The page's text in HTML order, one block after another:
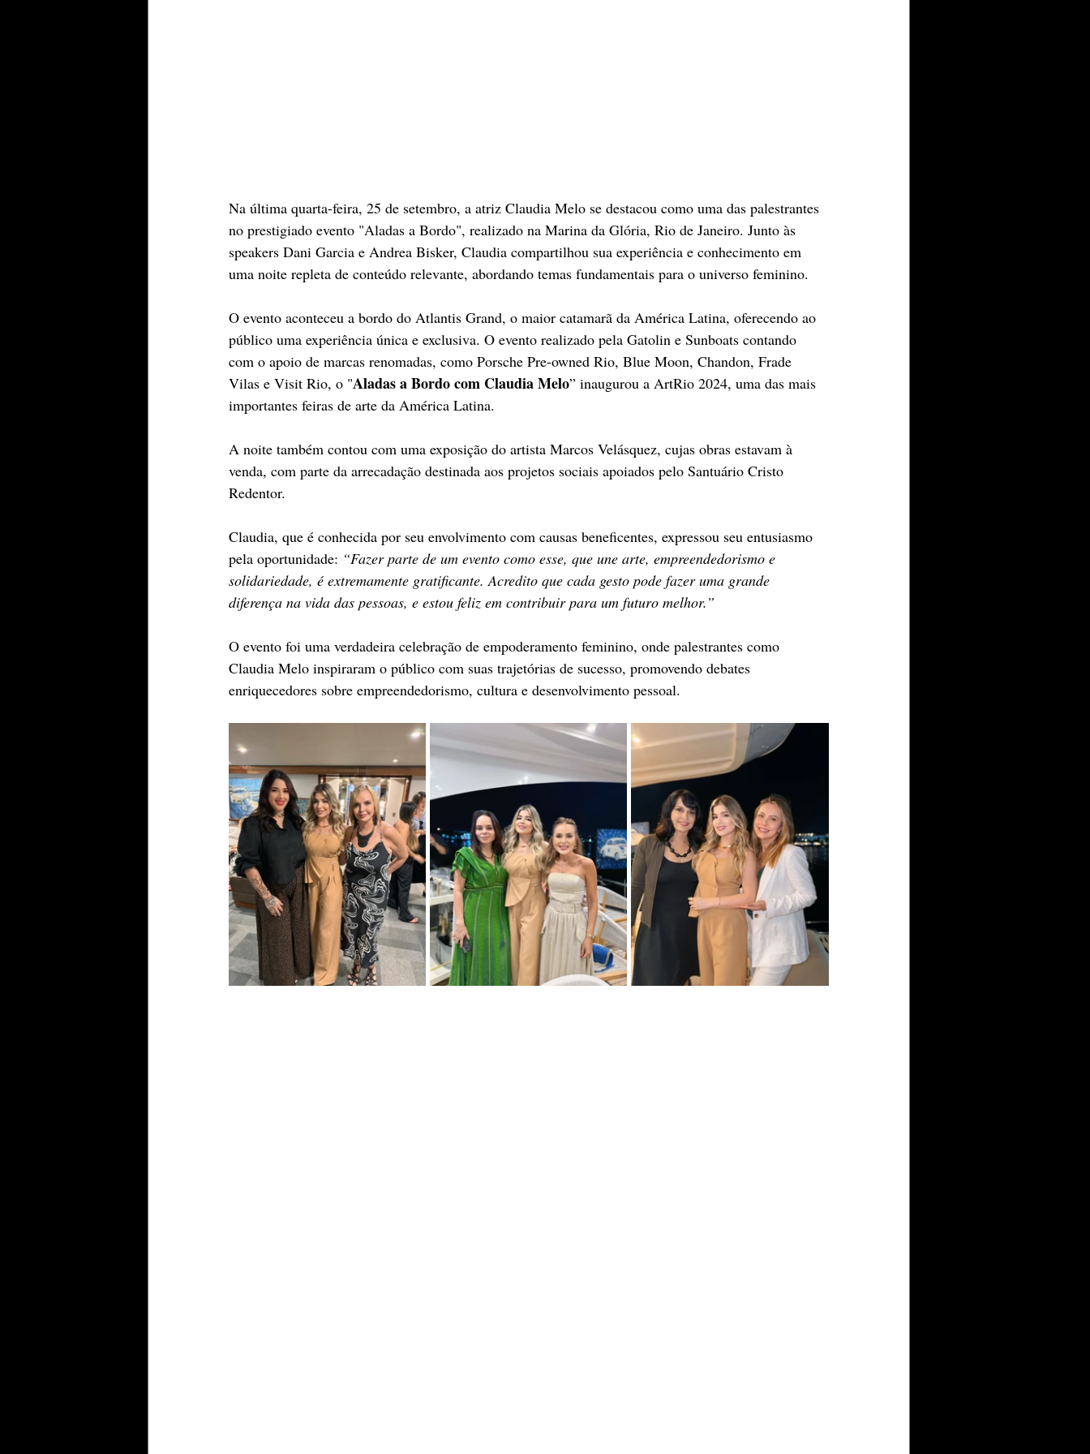
Na última quarta-feira, 25 de setembro, a atriz Claudia Melo se destacou como uma das palestrantes
no prestigiado evento "Aladas a Bordo", realizado na Marina da Glória, Rio de Janeiro. Junto às
speakers Dani Garcia e Andrea Bisker, Claudia compartilhou sua experiência e conhecimento em
uma noite repleta de conteúdo relevante, abordando temas fundamentais para o universo feminino.
O evento aconteceu a bordo do Atlantis Grand, o maior catamarã da América Latina, oferecendo ao
público uma experiência única e exclusiva. O evento realizado pela Gatolin e Sunboats contando
com o apoio de marcas renomadas, como Porsche Pre-owned Rio, Blue Moon, Chandon, Frade
Vilas e Visit Rio, o "Aladas a Bordo com Claudia Melo” inaugurou a ArtRio 2024, uma das mais
importantes feiras de arte da América Latina.
A noite também contou com uma exposição do artista Marcos Velásquez, cujas obras estavam à
venda, com parte da arrecadação destinada aos projetos sociais apoiados pelo Santuário Cristo
Redentor.
Claudia, que é conhecida por seu envolvimento com causas beneficentes, expressou seu entusiasmo
pela oportunidade: “Fazer parte de um evento como esse, que une arte, empreendedorismo e
solidariedade, é extremamente gratificante. Acredito que cada gesto pode fazer uma grande
diferença na vida das pessoas, e estou feliz em contribuir para um futuro melhor.”
O evento foi uma verdadeira celebração de empoderamento feminino, onde palestrantes como
Claudia Melo inspiraram o público com suas trajetórias de sucesso, promovendo debates
enriquecedores sobre empreendedorismo, cultura e desenvolvimento pessoal.